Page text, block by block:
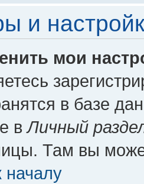
и
мои
в базе
вЛичный
Там вы
началу